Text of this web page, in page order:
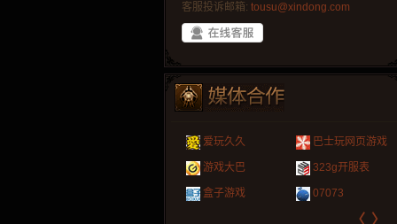
客服投诉邮箱: tousu@xindong.com
爱玩久久 巴士玩网页游戏
游戏大巴 323g开服表
盒子游戏 07073
〈 〉